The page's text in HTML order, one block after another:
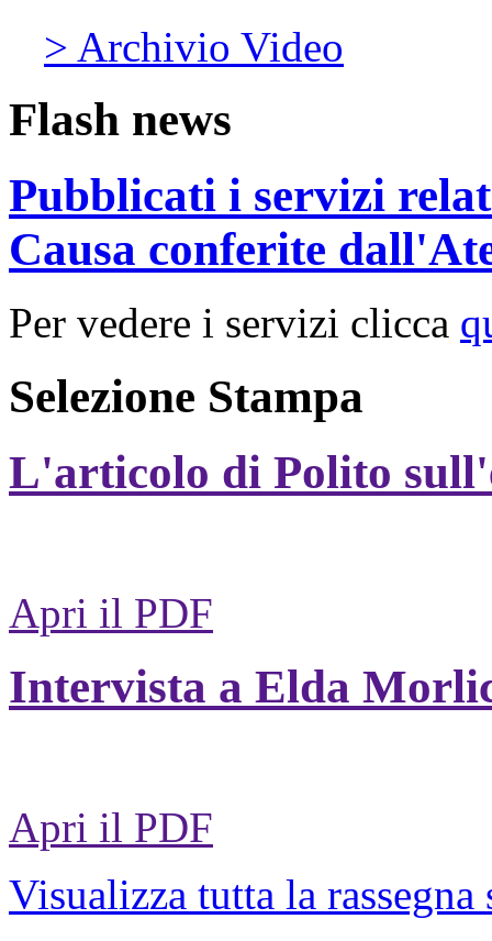
> Archivio Video
Flash news
Pubblicati i servizi
Causa conferite
Per vedere i servizi clicca
Selezione Stampa
L'articolo di Polito
Apri il PDF
Intervista a Elda
Apri il PDF
Visualizza tutta la rassegna